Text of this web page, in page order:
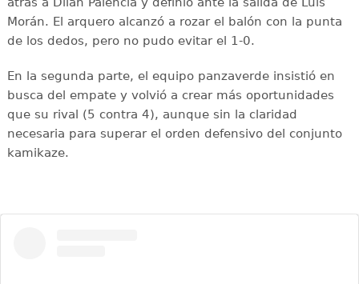
Morán. El arquero alcanzó a rozar el balón con la punta
de los dedos, pero no pudo evitar el 1-0.
En la segunda parte, el equipo panzaverde insistió en
busca del empate y volvió a crear más oportunidades
que su rival (5 contra 4), aunque sin la claridad
necesaria para superar el orden defensivo del conjunto
kamikaze.